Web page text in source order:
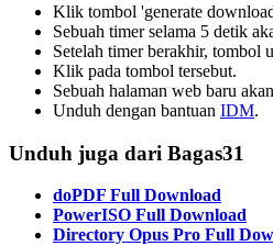
Klik tombol 'generate
Sebuah timer selama 5 detik
Setelah timer berakhir, tombol
Klik pada tombol tersebut.
Sebuah halaman web baru
Unduh dengan bantuan IDM.
Unduh juga dari Bagas31
doPDF Full Download
PowerISO Full Download
Directory Opus Pro Full